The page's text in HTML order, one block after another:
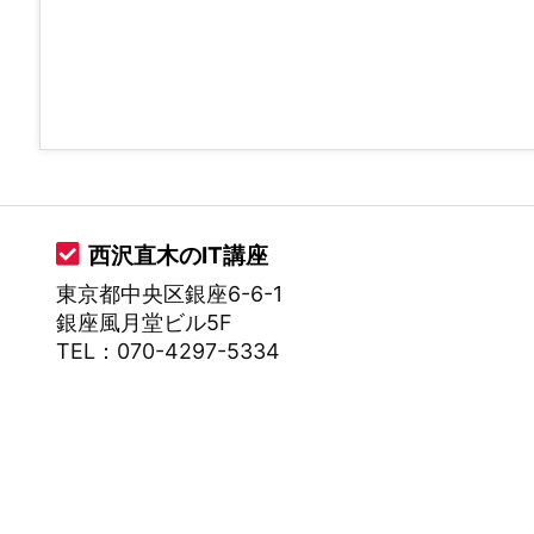
西沢直木のIT講座
東京都中央区銀座6-6-1
銀座風月堂ビル5F
TEL：070-4297-5334